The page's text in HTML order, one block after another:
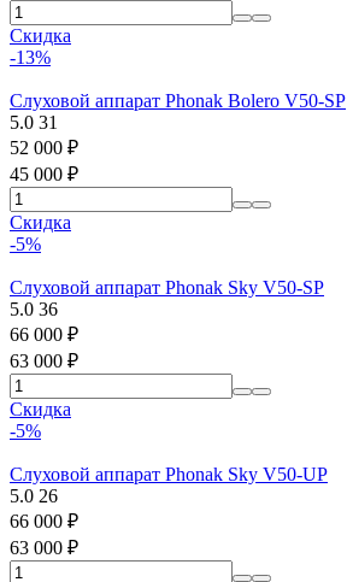
Скидка
-13%
Слуховой аппарат Phonak Bolero V50-SP
5.0 31
52 000 ₽
45 000 ₽
Скидка
-5%
Слуховой аппарат Phonak Sky V50-SP
5.0 36
66 000 ₽
63 000 ₽
Скидка
-5%
Слуховой аппарат Phonak Sky V50-UP
5.0 26
66 000 ₽
63 000 ₽